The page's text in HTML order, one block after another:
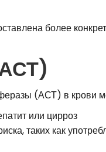
более
(АСТ) в крови
или цирроз
таких как